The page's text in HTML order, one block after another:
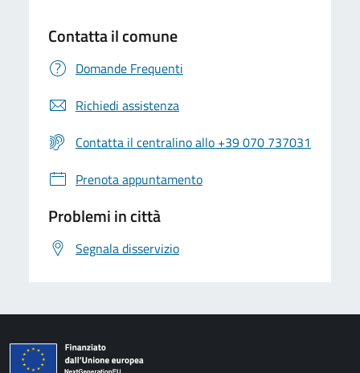
Contatta il comune
Domande Frequenti
Richiedi assistenza
Contatta il centralino allo +39 070 737031
Prenota appuntamento
Problemi in città
Segnala disservizio